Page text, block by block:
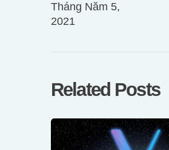
Tháng Năm 5,
2021
Related Posts